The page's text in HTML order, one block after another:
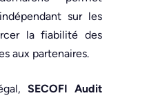
sur les
la fiabilité des
aux partenaires.
SECOFI Audit